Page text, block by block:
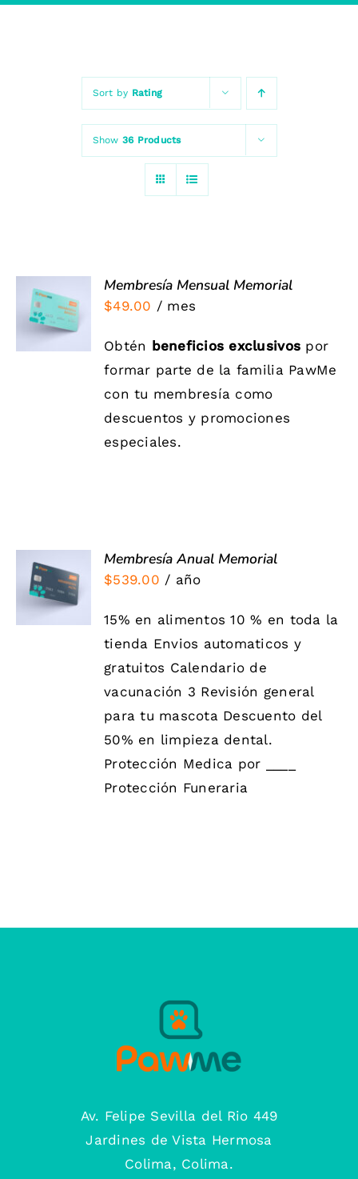
Sort by Rating
Show 36 Products
Valorado
con5.00de 5
AÑADIR
AL
CARRITO
Membresía Mensual Memorial
$49.00 / mes
Obtén beneficios exclusivos por
formar parte de la familia PawMe
con tu membresía como
descuentos y promociones
especiales.
AL
CARRITO
/
DETALLES
Membresía Anual Memorial
$539.00 / año
15% en alimentos 10 % en toda la
tienda Envios automaticos y
gratuitos Calendario de
vacunación 3 Revisión general
para tu mascota Descuento del
50% en limpieza dental.
Protección Medica por ____
Protección Funeraria
Av. Felipe Sevilla del Rio 449
Jardines de Vista Hermosa
Colima, Colima.